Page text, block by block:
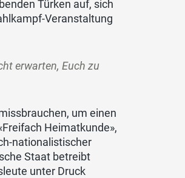
Türken auf, sich
Veranstaltung
erwarten, Euch zu
um einen
Heimatkunde»,
nationalistischer
Staat betreibt
unter Druck